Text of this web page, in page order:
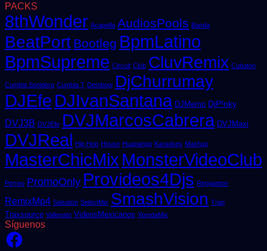
PACKS
8thWonder Acapella AudiosPools Banda
BeatPort Bootleg BpmLatino
BpmSupreme Circuit Club CluvRemix Cubaton
Cumbia Sonidera Cumbia T Dembow DjChurrumay
DJEfe DJIvanSantana DJMemo DjP!nky
DVJ3B DVJEfe DVJMarcosCabrera DVJMaxi
DVJReal Hip Hop House Huapango Karaokes Mashup
MasterChicMix MonsterVideoClub
Perreo PromoOnly Provideos4Djs Reggaeton
RemixMp4 Salsaton SelectMix SmashVision Trap
Traxsource Vallenato VideosMexicanos XtendaMix
Síguenos
Facebook